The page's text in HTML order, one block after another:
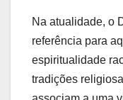
Na atualidade, o
referência para
espiritualidade
tradições